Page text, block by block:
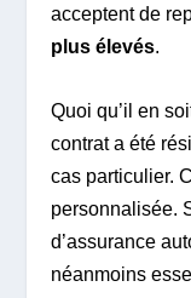
acceptent de
plus élevés.
Quoi qu’il en
contrat a été
cas particulier.
personnalisée.
d’assurance
néanmoins